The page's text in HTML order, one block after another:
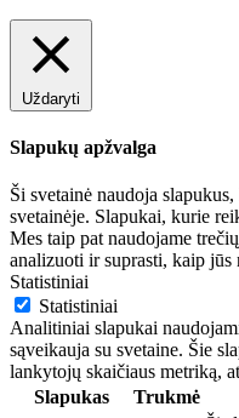
Uždaryti
Slapukų apžvalga
Ši svetainė naudoja
svetainėje. Slapukai, kurie
Mes taip pat naudojame
analizuoti ir suprasti, kaip jūs
Statistiniai
Statistiniai
Analitiniai slapukai
sąveikauja su svetaine. Šie
lankytojų skaičiaus metriką,
Slapukas
Trukmė